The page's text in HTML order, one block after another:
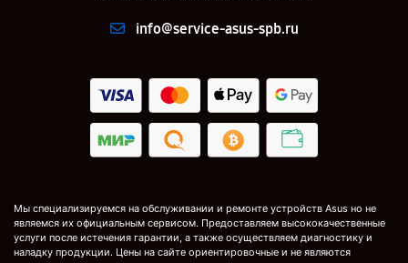
info@service-asus-spb.ru
Мы специализируемся на обслуживании и ремонте устройств Asus но не
являемся их официальным сервисом. Предоставляем высококачественные
услуги после истечения гарантии, а также осуществляем диагностику и
наладку продукции. Цены на сайте ориентировочные и не являются